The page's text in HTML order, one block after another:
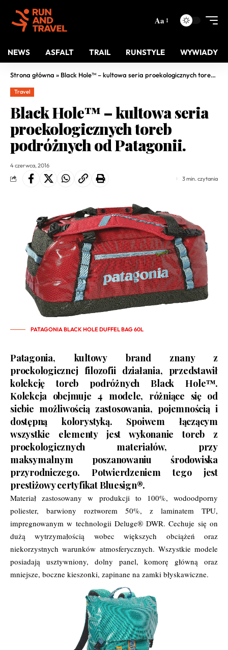
Aa
NEWS ASFALT TRAIL RUNSTYLE WYWIADY
Strona główna » Black Hole™ – kultowa seria proekologicznych toreb podróżnych od Patagonii.
Travel
Black Hole™ – kultowa seria
proekologicznych toreb
podróżnych od Patagonii.
4 czerwca, 2016
3 min. czytania
PATAGONIA BLACK HOLE DUFFEL BAG 60L
Patagonia, kultowy brand znany z
proekologicznej filozofii działania, przedstawił
kolekcję toreb podróżnych Black Hole™.
Kolekcja obejmuje 4 modele, różniące się od
siebie możliwością zastosowania, pojemnością i
dostępną kolorystyką. Spoiwem łączącym
wszystkie elementy jest wykonanie toreb z
proekologicznych materiałów, przy
maksymalnym poszanowaniu środowiska
przyrodniczego. Potwierdzeniem tego jest
prestiżowy certyfikat Bluesign®.
Materiał zastosowany w produkcji to 100%, wodoodporny
poliester, barwiony roztworem 50%, z laminatem TPU,
impregnowanym w technologii Deluge® DWR. Cechuje się on
dużą wytrzymałością wobec większych obciążeń oraz
niekorzystnych warunków atmosferycznych. Wszystkie modele
posiadają usztywniony, dolny panel, komorę główną oraz
mniejsze, boczne kieszonki, zapinane na zamki błyskawiczne.